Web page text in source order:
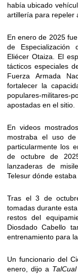
había ubicado
artillería para repeler
En enero de 2025
de Especialización
Eliécer Otaiza. El
tácticos especiales
Fuerza Armada
fortalecer la
populares-
apostadas en el sitio.
En videos
mostraba el uso
particularmente los
de octubre de
lanzaderas de
Telesur dónde
Tras el 3 de
tomadas durante
restos del
Diosdado Cabello
entrenamiento para
Un funcionario del
enero, dijo a TalCual